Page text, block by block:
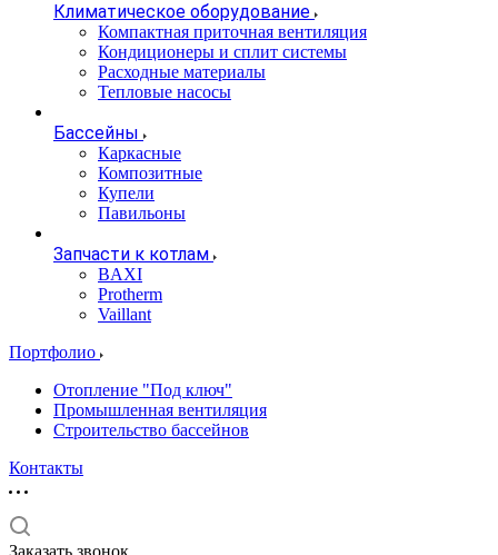
Климатическое оборудование
Компактная приточная вентиляция
Кондиционеры и сплит системы
Расходные материалы
Тепловые насосы
Бассейны
Каркасные
Композитные
Купели
Павильоны
Запчасти к котлам
BAXI
Protherm
Vaillant
Портфолио
Отопление "Под ключ"
Промышленная вентиляция
Строительство бассейнов
Контакты
Заказать звонок